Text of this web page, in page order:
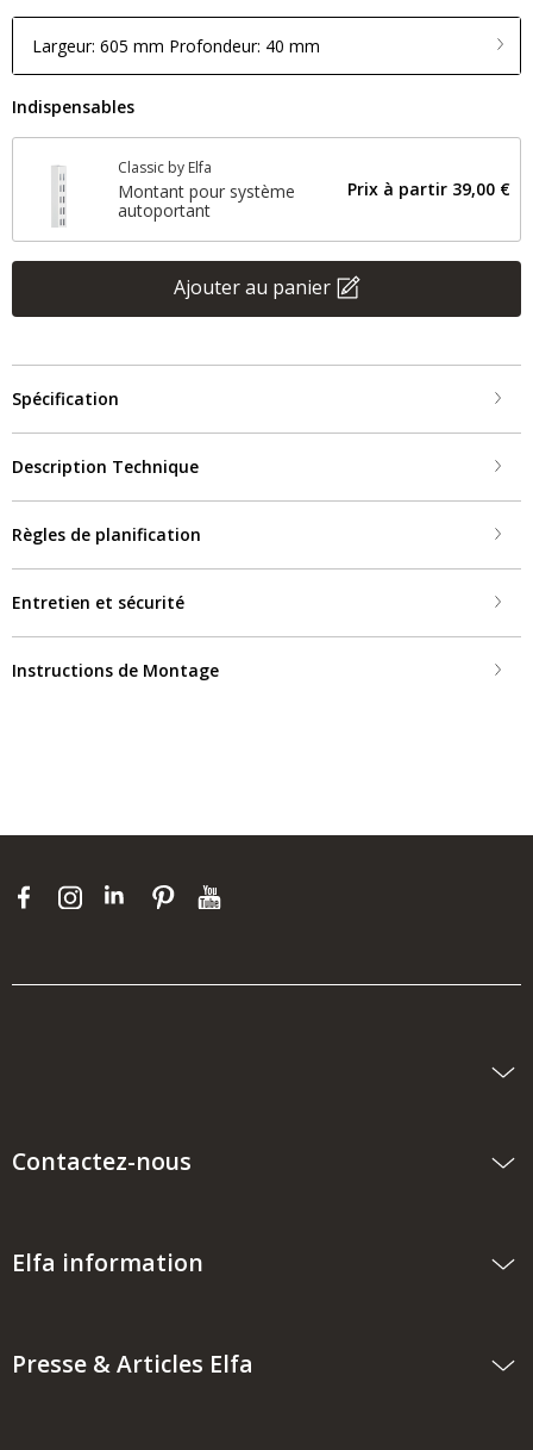
Largeur: 605 mm Profondeur: 40 mm
Indispensables
Classic by Elfa
Montant pour système
autoportant
Prix ​​à partir 39,00 €
Ajouter au panier
Spécification
Description Technique
Règles de planification
Entretien et sécurité
Instructions de Montage
Contactez-nous
Elfa information
Presse & Articles Elfa